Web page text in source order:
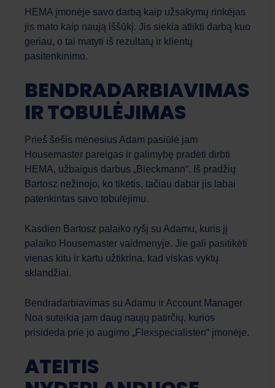
HEMA įmonėje savo darbą kaip užsakymų rinkėjas
jis mato kaip naują iššūkį. Jis siekia atlikti darbą kuo
geriau, o tai matyti iš rezultatų ir klientų
pasitenkinimo.
BENDRADARBIAVIMAS
IR TOBULĖJIMAS
Prieš šešis mėnesius Adam pasiūlė jam
Housemaster pareigas ir galimybę pradėti dirbti
HEMA, užbaigus darbus „Bleckmann“. Iš pradžių
Bartosz nežinojo, ko tikėtis, tačiau dabar jis labai
patenkintas savo tobulėjimu.
Kasdien Bartosz palaiko ryšį su Adamu, kuris jį
palaiko Housemaster vaidmenyje. Jie gali pasitikėti
vienas kitu ir kartu užtikrina, kad viskas vyktų
sklandžiai.
Bendradarbiavimas su Adamu ir Account Manager
Noa suteikia jam daug naujų patirčių, kurios
prisideda prie jo augimo „Flexspecialisten“ įmonėje.
ATEITIS